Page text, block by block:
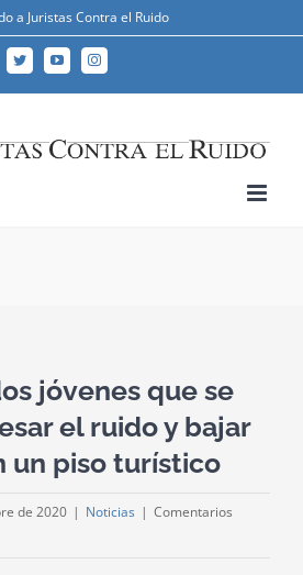
a Juristas Contra el Ruido
TwitterYouTubeInstagram
jóvenes que se
el ruido y bajar
un piso turístico
de 2020 | Noticias | Comentarios